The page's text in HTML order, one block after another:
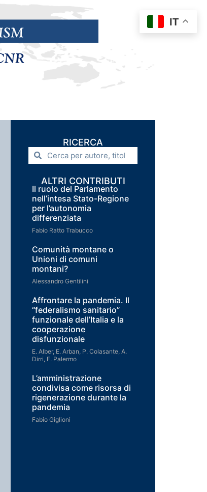
RICERCA
ALTRI CONTRIBUTI
Il ruolo del Parlamento
nell’intesa Stato-Regione
per l’autonomia
differenziata
Fabio Ratto Trabucco
Comunità montane o
Unioni di comuni
montani?
Alessandro Gentilini
Affrontare la pandemia. Il
“federalismo sanitario”
funzionale dell’Italia e la
cooperazione
disfunzionale
E. Alber, E. Arban, P. Colasante, A.
Dirri, F. Palermo
L’amministrazione
condivisa come risorsa di
rigenerazione durante la
pandemia
Fabio Giglioni
IT